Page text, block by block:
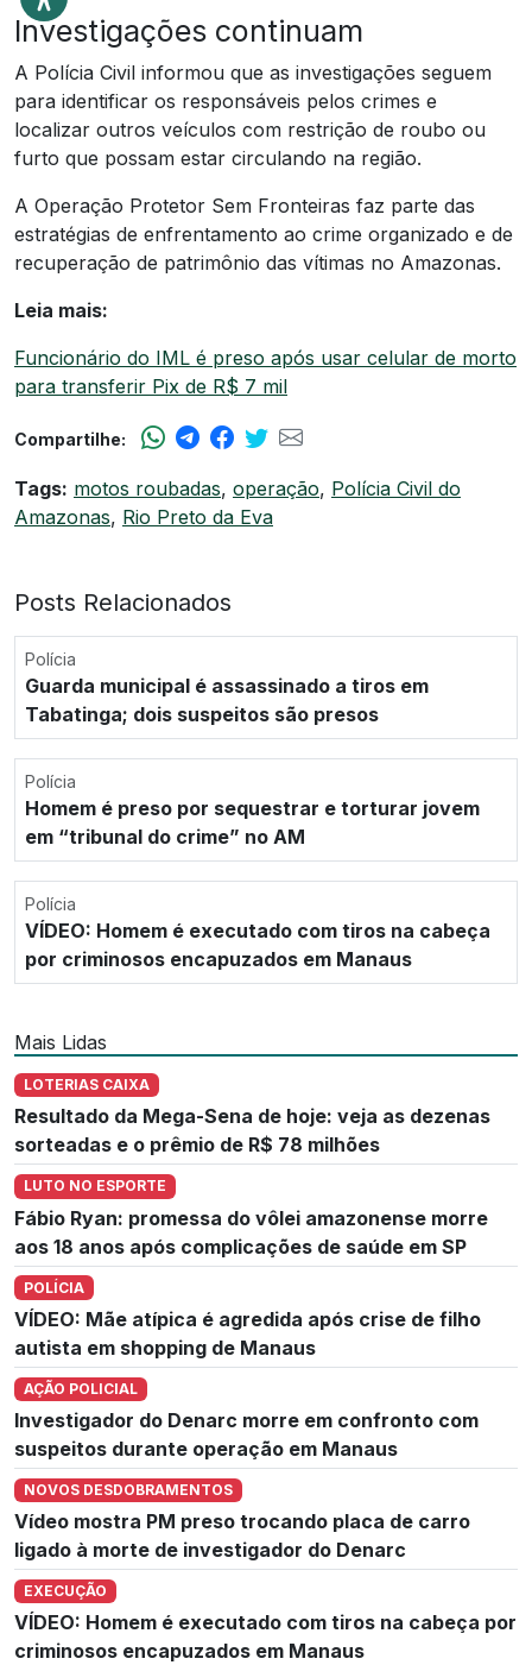
Investigações continuam
A Polícia Civil informou que as investigações seguem
para identificar os responsáveis pelos crimes e
localizar outros veículos com restrição de roubo ou
furto que possam estar circulando na região.
A Operação Protetor Sem Fronteiras faz parte das
estratégias de enfrentamento ao crime organizado e de
recuperação de patrimônio das vítimas no Amazonas.
Leia mais:
Funcionário do IML é preso após usar celular de morto
para transferir Pix de R$ 7 mil
Compartilhe:
Tags: motos roubadas, operação, Polícia Civil do
Amazonas, Rio Preto da Eva
Posts Relacionados
Polícia
Guarda municipal é assassinado a tiros em
Tabatinga; dois suspeitos são presos
Polícia
Homem é preso por sequestrar e torturar jovem
em “tribunal do crime” no AM
Polícia
VÍDEO: Homem é executado com tiros na cabeça
por criminosos encapuzados em Manaus
Mais Lidas
LOTERIAS CAIXA
Resultado da Mega-Sena de hoje: veja as dezenas
sorteadas e o prêmio de R$ 78 milhões
LUTO NO ESPORTE
Fábio Ryan: promessa do vôlei amazonense morre
aos 18 anos após complicações de saúde em SP
POLÍCIA
VÍDEO: Mãe atípica é agredida após crise de filho
autista em shopping de Manaus
AÇÃO POLICIAL
Investigador do Denarc morre em confronto com
suspeitos durante operação em Manaus
NOVOS DESDOBRAMENTOS
Vídeo mostra PM preso trocando placa de carro
ligado à morte de investigador do Denarc
EXECUÇÃO
VÍDEO: Homem é executado com tiros na cabeça por
criminosos encapuzados em Manaus